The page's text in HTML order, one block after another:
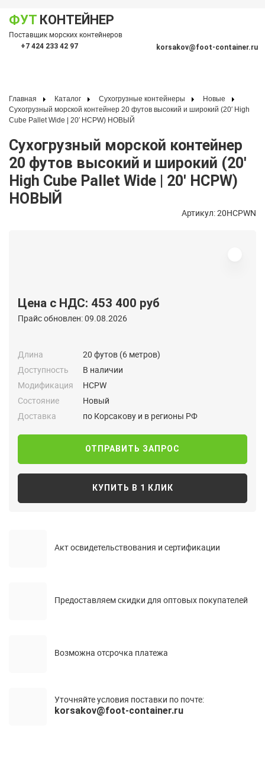
ФУТ КОНТЕЙНЕР
Поставщик морских контейнеров
+7 424 233 42 97 korsakov@foot-container.ru
Главная Каталог Сухогрузные контейнеры
Новые
Сухогрузный морской контейнер 20 футов высокий и широкий (20′ High
Cube Pallet Wide | 20′ HCPW) НОВЫЙ
Сухогрузный морской контейнер
20 футов высокий и широкий (20′
High Cube Pallet Wide | 20′ HCPW)
НОВЫЙ
Артикул: 20HCPWN
Цена с НДС: 453 400 руб
Прайс обновлен: 09.08.2026
Длина
20 футов (6 метров)
Доступность
В наличии
Модификация
HCPW
Состояние
Новый
Доставка
по Корсакову и в регионы РФ
ОТПРАВИТЬ ЗАПРОС
КУПИТЬ В 1 КЛИК
Акт освидетельствования и сертификации
Предоставляем скидки для оптовых покупателей
Возможна отсрочка платежа
Уточняйте условия поставки по почте:
korsakov@foot-container.ru
меню